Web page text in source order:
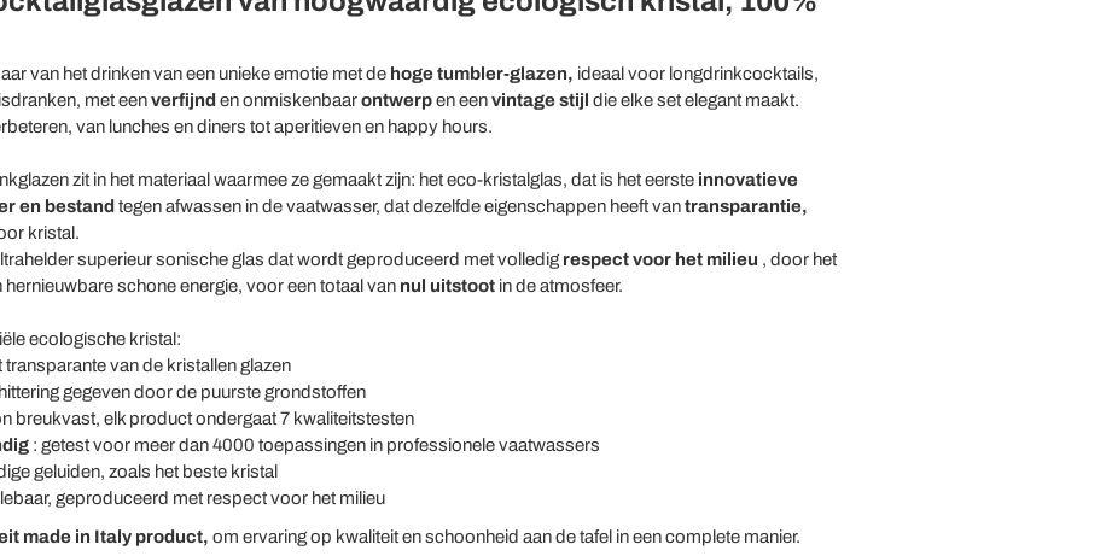
van het drinken van een unieke emotie met de hoge tumbler-glazen, ideaal voor longdrinkcocktails,
met eenverfijnd en onmiskenbaarontwerpen eenvintage stijl die elke set elegant maakt.
van lunches en diners tot aperitieven en happy hours.
zit in het materiaal waarmee ze gemaakt zijn: het eco-kristalglas, dat is het eerste innovatieve
en bestand tegen afwassen in de vaatwasser, dat dezelfde eigenschappen heeft vantransparantie,
kristal.
superieur sonische glas dat wordt geproduceerd met volledig respect voor het milieu , door het
schone energie, voor een totaal van nul uitstootin de atmosfeer.
ecologische kristal:
van de kristallen glazen
gegeven door de puurste grondstoffen
breukvast, elk product ondergaat 7 kwaliteitstesten
: getest voor meer dan 4000 toepassingen in professionele vaatwassers
geluiden, zoals het beste kristal
geproduceerd met respect voor het milieu
made in Italy product, om ervaring op kwaliteit en schoonheid aan de tafel in een complete manier.